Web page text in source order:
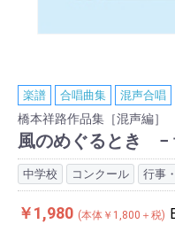
楽譜 合唱曲集 混声合唱
橋本祥路作品集［混声編］
風のめぐるとき −
中学校 コンクール 行事
￥1,980 (本体￥1,800＋税)